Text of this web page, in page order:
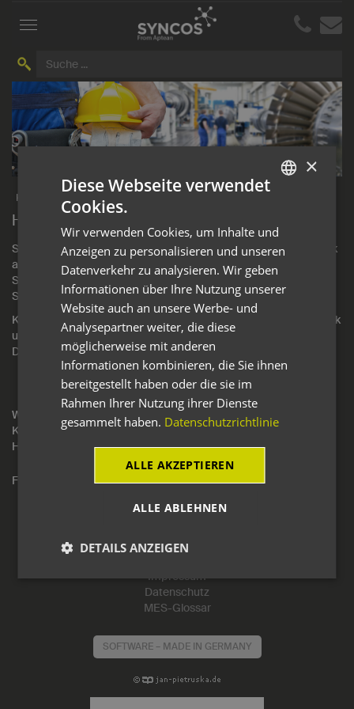
Toggle
Kundenportal
Herzlich Willkommen im SYNCOS Kundenportal!
SYNCOS Kunden erhalten in unserem neuen SYNCOS Helpdesk
aktuelle und individuelle Softwareunterstützung. Sie können z.B.
Support-Anfragen erstellen und verwalten und den aktuellen
Status Ihrer Anfrage jederzeit einsehen.
Klicken Sie bitte einfach auf den Eingang zum SYNCOS Helpdesk
und melden Sie sich dann mit Ihrem Kennwort in Ihrem privaten
Download­bereich an.
Eingang Syncos Ideen-Portal
Wenn Sie Fragen zum neuen SYNCOS Helpdesk haben oder Ihr
Kennwort ist Ihnen entfallen, dann rufen Sie bitte einfach unsere
Hotline an: 02336 4920-112. Wir kümmern uns um Ihre Fragen.
FOOTER
Kontakt
Impressum
Datenschutz
MES-Glossar
SOFTWARE – MADE IN GERMANY
ENGLISH
×
Diese Webseite verwendet
Cookies.
Wir verwenden Cookies, um Inhalte und
Anzeigen zu personalisieren und unseren
Datenverkehr zu analysieren. Wir geben
Informationen über Ihre Nutzung unserer
Website auch an unsere Werbe- und
Analysepartner weiter, die diese
möglicherweise mit anderen
Informationen kombinieren, die Sie ihnen
bereitgestellt haben oder die sie im
Rahmen Ihrer Nutzung ihrer Dienste
gesammelt haben. Datenschutzrichtlinie
ALLE AKZEPTIEREN
ALLE ABLEHNEN
DETAILS ANZEIGEN